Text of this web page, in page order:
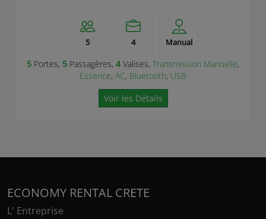
5 4 Manual
5 Portes, 5 Passagères, 4Valises, Transmission Manuelle,
Essence, AC, Bluetooth, USB
Voir les Détails
ECONOMY RENTAL CRETE
L' Entreprise